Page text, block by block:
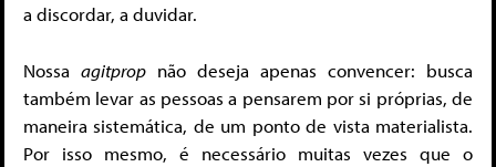
a discordar, a duvidar.
Nossa agitprop não deseja apenas convencer: busca
também levar as pessoas a pensarem por si próprias, de
maneira sistemática, de um ponto de vista materialista.
Por isso mesmo, é necessário muitas vezes que o